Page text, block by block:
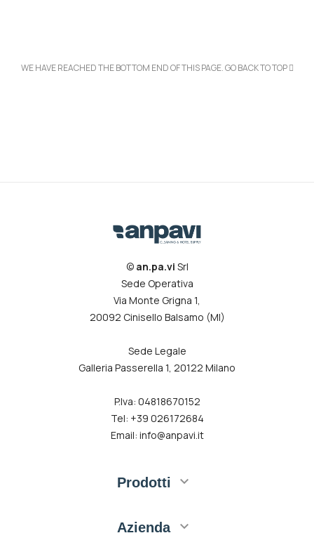
WE HAVE REACHED THE BOTTOM END OF THIS PAGE.GO BACK TO TOP
© an.pa.vi Srl
Sede Operativa
Via Monte Grigna 1,
20092 Cinisello Balsamo (MI)
Sede Legale
Galleria Passerella 1, 20122 Milano
P.Iva: 04818670152
Tel: +39 026172684
Email: info@anpavi.it
Prodotti 
Azienda 